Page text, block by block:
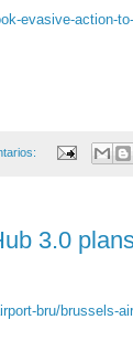
evasive-action-
3.0
bru/brussels-